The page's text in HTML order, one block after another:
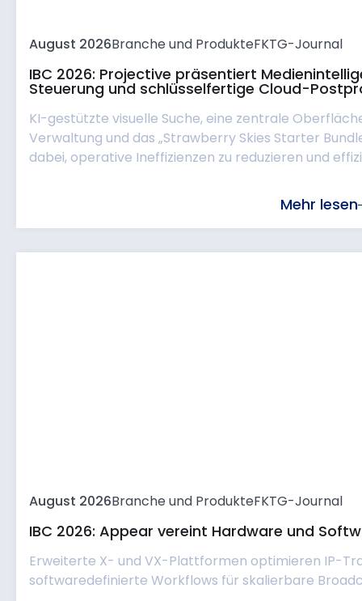
August 2026Branche und ProdukteFKTG-Journal
IBC 2026: Projective präsentiert
Steuerung und schlüsselfertige Cloud-
KI-gestützte visuelle Suche, eine zentrale
Verwaltung und das „Strawberry Skies Starter
dabei, operative Ineffizienzen zu reduzieren und
Mehr lesen
August 2026Branche und ProdukteFKTG-Journal
IBC 2026: Appear vereint Hardware und
Erweiterte X- und VX-Plattformen optimieren IP-
softwaredefinierte Workflows für skalierbare